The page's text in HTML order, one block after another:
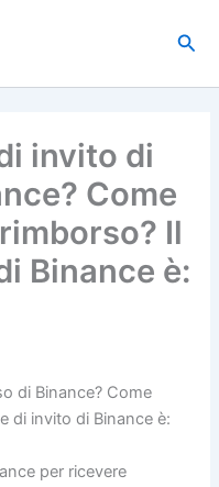
搜
invito di
Come
Il
Binance è:
di Binance? Come
di invito di Binance è:
per ricevere